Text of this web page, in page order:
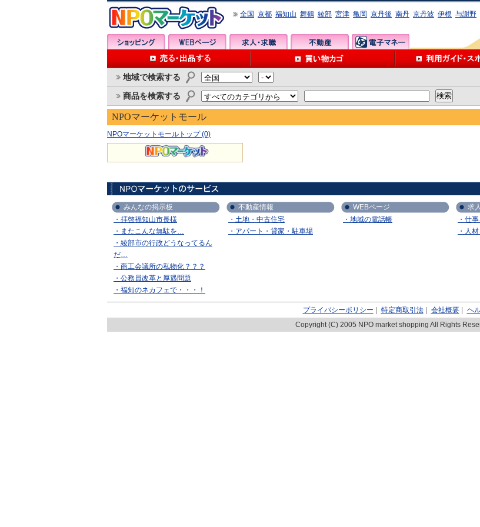
全国 京都 福知山 舞鶴 綾部 宮津 亀岡 京丹後 南丹 京丹波 伊根 与謝野
地域で検索する
商品を検索する
NPOマーケットモール
NPOマーケットモールトップ (0)
みんなの掲示板
・拝啓福知山市長様
・またこんな無駄を…
・綾部市の行政どうなってるん
だ…
・商工会議所の私物化？？？
・公務員改革と厚遇問題
・福知のネカフェで・・・！
不動産情報
・土地・中古住宅
・アパート・貸家・駐車場
WEBページ
・地域の電話帳
求
・仕
・人
プライバシーポリシー 特定商取引法| 会社概要|
ヘ
Copyright (C) 2005 NPO market shopping All Rights